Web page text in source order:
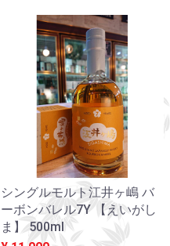
シングルモルト江井ヶ嶋 バ
ーボンバレル7Y 【えいがし
ま】 500ml